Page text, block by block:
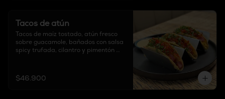
Tacos de atún
Tacos de maíz tostado, atún fresco
sobre guacamole, bañados con salsa
spicy trufada, cilantro y pimentón
$46.900